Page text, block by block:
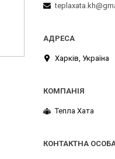
Харків, Україна
Тепла Хата